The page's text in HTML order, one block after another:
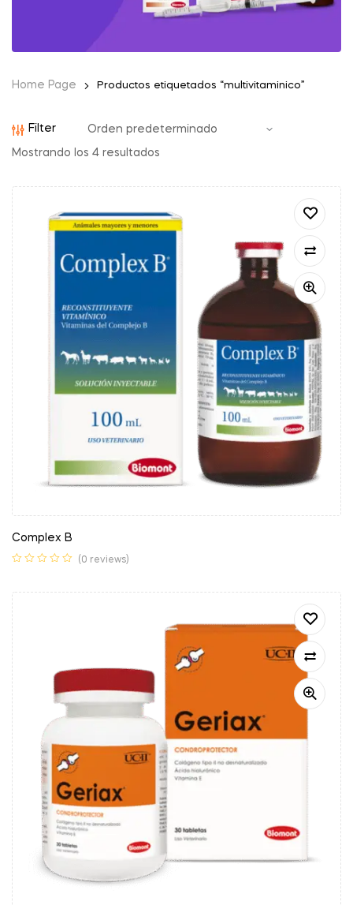
Home Page Productos etiquetados “multivitaminico”
Filter
Mostrando los 4 resultados
Complex B
(0 reviews)